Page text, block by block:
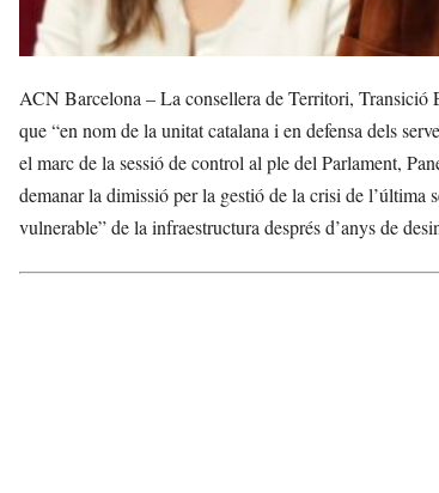
ACN Barcelona – La consellera de Territori, Transició
que “en nom de la unitat catalana i en defensa dels
el marc de la sessió de control al ple del Parlament,
demanar la dimissió per la gestió de la crisi de l’última
vulnerable” de la infraestructura després d’anys de